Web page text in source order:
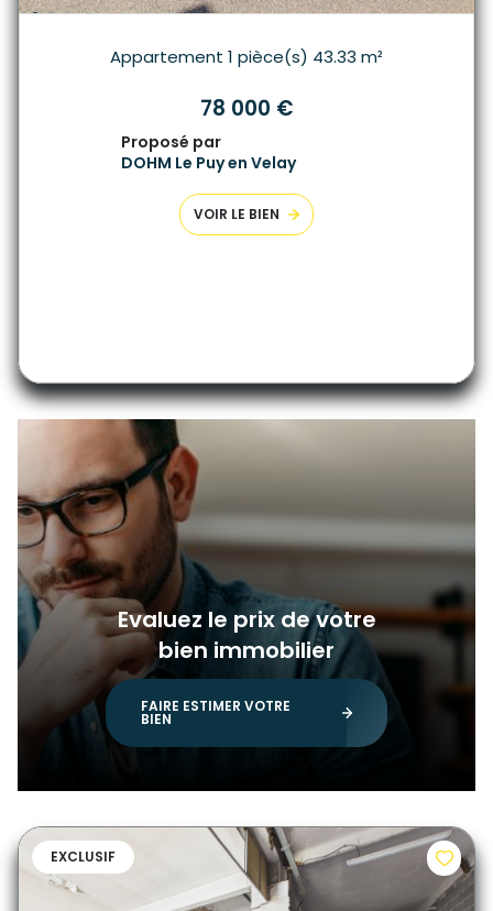
Appartement 1 pièce(s) 43.33 m²
78 000 €
Proposé par
DOHM Le Puy en Velay
VOIR LE BIEN
Evaluez le prix de votre
bien immobilier
FAIRE ESTIMER VOTRE
BIEN
EXCLUSIF